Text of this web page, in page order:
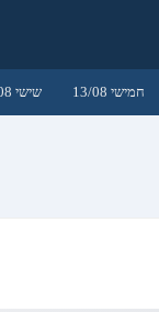
חמישי 13/08 שישי 14/08